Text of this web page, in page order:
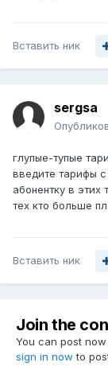
Вставить ник
sergsa
глупые-тупые
введите тарифы
абонентку в этих
тех кто больше
Вставить ник
Join the
You can post
sign in now to